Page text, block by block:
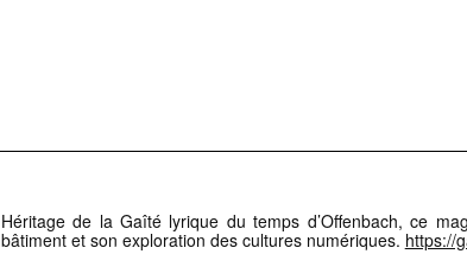
Héritage de la Gaîté lyrique du temps d’Offenbach, ce
bâtiment et son exploration des cultures numériques. https://